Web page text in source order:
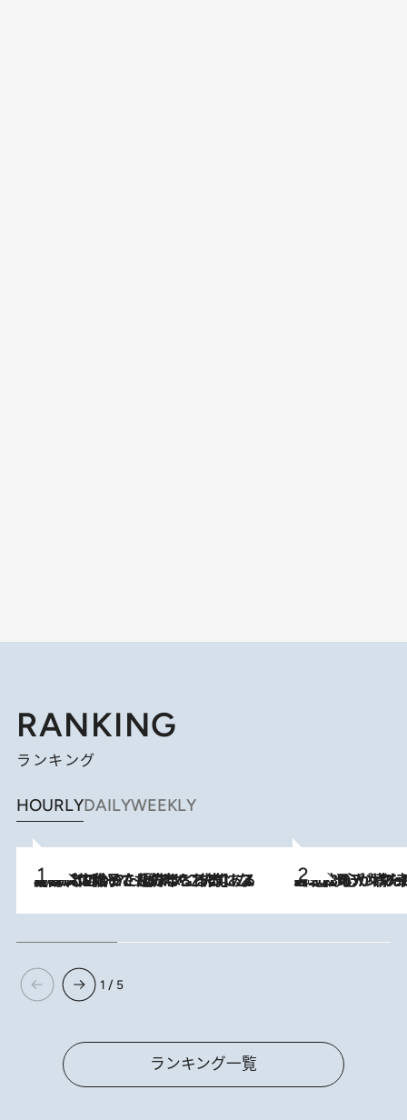
RANKING
ランキング
HOURLYDAILYWEEKLY
2026.8.5
【阿川佐和子さんの年とる力】なぜ70代で始めた趣味は“こんなに楽しい”のか？ ピアノ、俳句…スランプに陥っても続けられる“ある秘訣”とは 2026.8.8
《北欧の人々の幸福度が高いのは…》元デンマーク親善大使が出会った“心が満たされる暮らし”「いいかげんにヒュッゲしなさい！」
1 / 5
ランキング一覧